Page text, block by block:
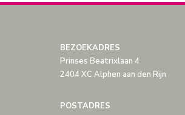
BEZOEKADRES
Prinses Beatrixlaan 4
2404 XC Alphen aan den Rijn
POSTADRES